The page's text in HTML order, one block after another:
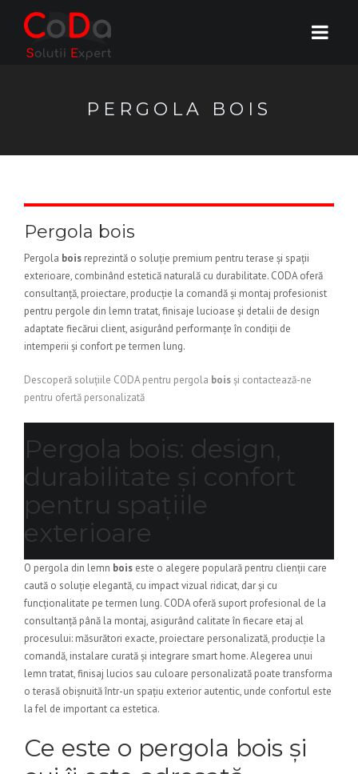
PERGOLA BOIS
Pergola bois
Pergola bois reprezintă o soluție premium pentru terase și spații
exterioare, combinând estetică naturală cu durabilitate. CODA oferă
consultanță, proiectare, producție la comandă și montaj profesionist
pentru pergole din lemn tratat, finisaje lucioase și detalii de design
adaptate fiecărui client, asigurând performanțe în condiții de
intemperii și confort pe termen lung.
Descoperă soluțiile CODA pentru pergola boisși contactează-ne
pentru ofertă personalizată
Pergola bois: design,
durabilitate și confort
pentru spațiile
exterioare
O pergola din lemn bois este o alegere populară pentru clienții care
caută o soluție elegantă, cu impact vizual ridicat, dar și cu
funcționalitate pe termen lung. CODA oferă suport profesional de la
consultanță până la montaj, asigurând calitate în fiecare etaj al
procesului: măsurători exacte, proiectare personalizată, producție la
comandă, instalare curată și integrare smart home. Alegerea unui
lemn tratat, finisaj lucios sau culoare personalizată poate transforma
o terasă obișnuită într-un spațiu exterior autentic, unde confortul este
la fel de important ca estetica.
Ce este o pergola bois și